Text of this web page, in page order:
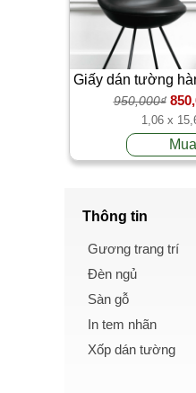
Giấy dán tường
950,000₫
1,06 x
Thông tin
Gương trang trí
Đèn ngủ
Sàn gỗ
In tem nhãn
Xốp dán tường